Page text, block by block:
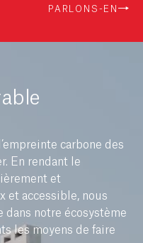
PARLONS-EN
carbone des
En rendant le
et
et accessible, nous
notre écosystème
les moyens de faire